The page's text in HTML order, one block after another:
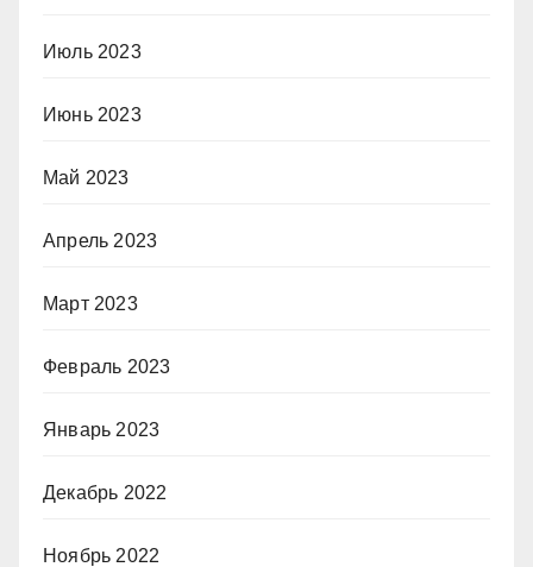
Июль 2023
Июнь 2023
Май 2023
Апрель 2023
Март 2023
Февраль 2023
Январь 2023
Декабрь 2022
Ноябрь 2022